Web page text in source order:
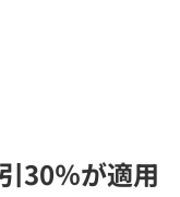
30％が適用